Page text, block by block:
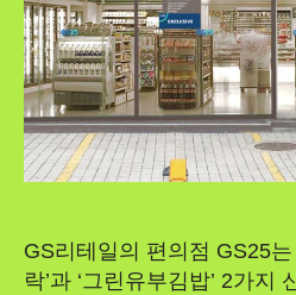
GS리테일의 편의점 GS25는
락’과 ‘그린유부김밥’ 2가지